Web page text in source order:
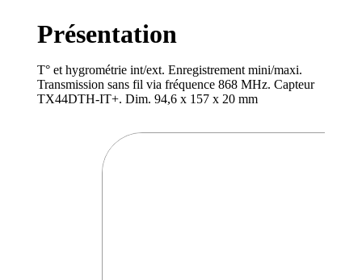
Présentation
T° et hygrométrie int/ext. Enregistrement mini/maxi.
Transmission sans fil via fréquence 868 MHz. Capteur
TX44DTH-IT+. Dim. 94,6 x 157 x 20 mm